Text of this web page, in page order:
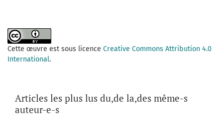
Cette œuvre est sous licence Creative Commons Attribution 4.0
International.
Articles les plus lus du,de la,des même-s
auteur-e-s